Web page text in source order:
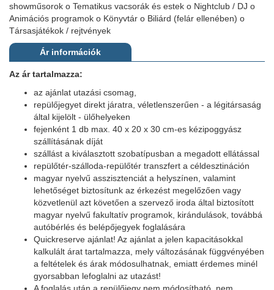
showműsorok o Tematikus vacsorák és estek o Nightclub / DJ o
Animációs programok o Könyvtár o Biliárd (felár ellenében) o
Társasjátékok / rejtvények
Ár információk
Az ár tartalmazza:
az ajánlat utazási csomag,
repülőjegyet direkt járatra, véletlenszerűen - a légitársaság
által kijelölt - ülőhelyeken
fejenként 1 db max. 40 x 20 x 30 cm-es kézipoggyász
szállításának díját
szállást a kiválasztott szobatípusban a megadott ellátással
repülőtér-szálloda-repülőtér transzfert a céldesztináción
magyar nyelvű asszisztenciát a helyszínen, valamint
lehetőséget biztosítunk az érkezést megelőzően vagy
közvetlenül azt követően a szervező iroda által biztosított
magyar nyelvű fakultatív programok, kirándulások, továbbá
autóbérlés és belépőjegyek foglalására
Quickreserve ajánlat! Az ajánlat a jelen kapacitásokkal
kalkulált árat tartalmazza, mely változásának függvényében
a feltételek és árak módosulhatnak, emiatt érdemes minél
gyorsabban lefoglalni az utazást!